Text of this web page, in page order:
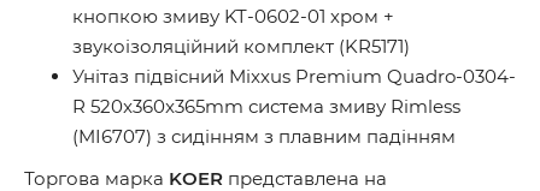
кнопкою змиву KT-0602-01 хром +
звукоізоляційний комплект (KR5171)
Унітаз підвісний Mixxus Premium Quadro-0304-
R 520x360x365mm система змиву Rimless
(MI6707) з сидінням з плавним падінням
Торгова марка KOER представлена ​​на